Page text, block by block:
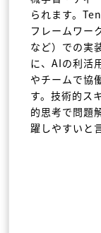
られます。
フレームワー
など）での実
に、AIの利活
やチームで協
す。技術的ス
的思考で問題
躍しやすいと